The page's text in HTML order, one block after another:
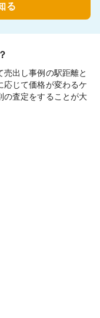
る
出し事例の駅距離と
応じて価格が変わるケ
の査定をすることが大